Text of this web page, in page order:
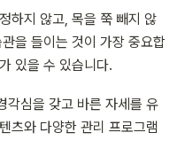
하지 않고, 목을 쭉 빼지 않
을 들이는 것이 가장 중요합
있을 수 있습니다.
각심을 갖고 바른 자세를 유
츠와 다양한 관리 프로그램